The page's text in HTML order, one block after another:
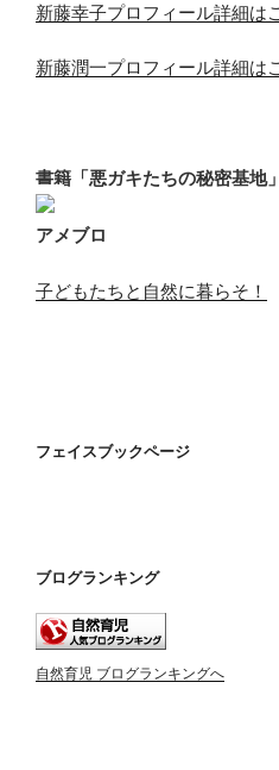
新藤幸子プロフィール詳細は
新藤潤一プロフィール詳細は
書籍「悪ガキたちの秘密基地」
アメブロ
子どもたちと自然に暮らそ！
フェイスブックページ
ブログランキング
自然育児 ブログランキングへ